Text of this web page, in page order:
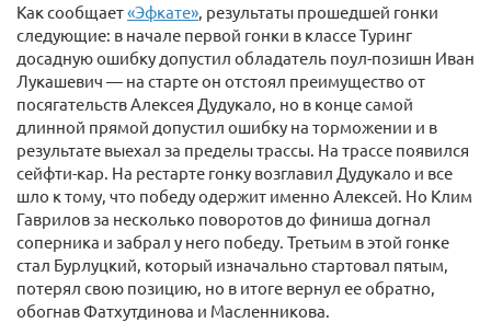
Как сообщает«Эфкате», результаты прошедшей гонки
следующие: в начале первой гонки в классе Туринг
досадную ошибку допустил обладатель поул-позишн Иван
Лукашевич — на старте он отстоял преимущество от
посягательств Алексея Дудукало, но в конце самой
длинной прямой допустил ошибку на торможении и в
результате выехал за пределы трассы. На трассе появился
сейфти-кар. На рестарте гонку возглавил Дудукало и все
шло к тому, что победу одержит именно Алексей. Но Клим
Гаврилов за несколько поворотов до финиша догнал
соперника и забрал у него победу. Третьим в этой гонке
стал Бурлуцкий, который изначально стартовал пятым,
потерял свою позицию, но в итоге вернул ее обратно,
обогнав Фатхутдинова и Масленникова.